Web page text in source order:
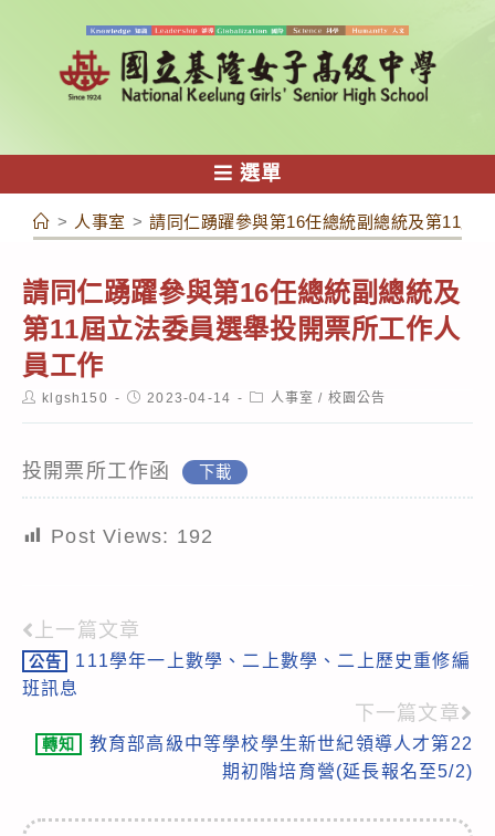
容
選單
> 人事室 > 請同仁踴躍參與第16任總統副總統及第11屆
請同仁踴躍參與第16任總統副總統及
第11屆立法委員選舉投開票所工作人
員工作
Postklgsh150
Post2023-04-14
Post人事室 / 校園公告
投開票所工作函 下載
Post Views: 192
Read
more
上一篇文章
公告
111學年一上數學、二上數學、二上歷史重修編
班訊息
下一篇文章
轉知
教育部高級中等學校學生新世紀領導人才第22
期初階培育營(延長報名至5/2)